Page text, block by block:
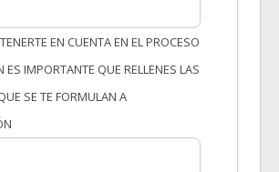
EN CUENTA EN EL PROCESO
ES IMPORTANTE QUE RELLENES LAS
SE TE FORMULAN A